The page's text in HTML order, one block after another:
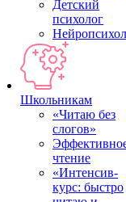
Детский
психолог
Школьникам
«Читаю без
слогов»
чтение
«Интенсив-
курс: быстро